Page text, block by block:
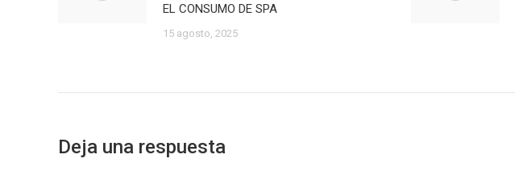
EL CONSUMO DE SPA
15 agosto, 2025
Deja una respuesta